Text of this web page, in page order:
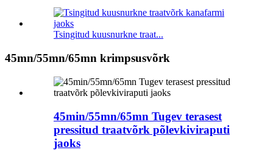
Tsingitud kuusnurkne traat...
45mn/55mn/65mn krimpsusvõrk
45min/55mn/65mn Tugev terasest
pressitud traatvõrk põlevkiviraputi
jaoks